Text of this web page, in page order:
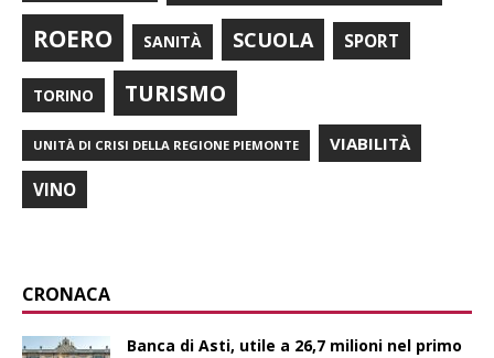
ROERO SANITÀ SCUOLA SPORT
TORINO TURISMO
UNITÀ DI CRISI DELLA REGIONE PIEMONTE VIABILITÀ
VINO
CRONACA
Banca di Asti, utile a 26,7 milioni nel primo